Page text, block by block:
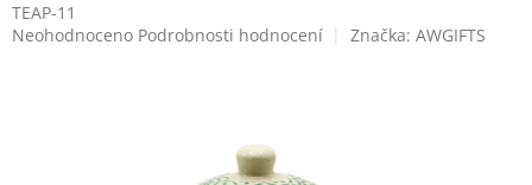
TEAP-11
Průměrné
Neohodnoceno Podrobnosti hodnocení Značka: AWGIFTS